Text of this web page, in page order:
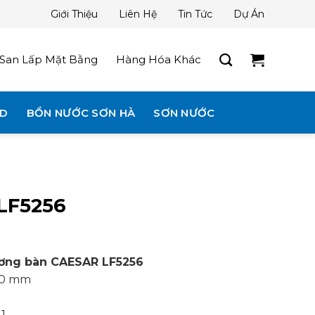
Giới Thiệu Liên Hệ Tin Tức Dự Án
San Lấp Mặt Bằng Hàng Hóa Khác
BỒN NƯỚC SƠN HÀ SƠN NƯỚC
bàn CAESAR LF5256
mm